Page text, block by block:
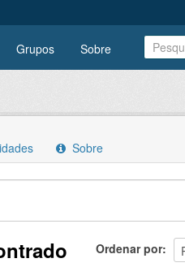
Grupos Sobre
Sobre
Ordenar por